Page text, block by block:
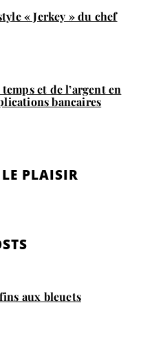
« Jerkey » du chef
et de l’argent en
bancaires
PLAISIR
aux bleuets